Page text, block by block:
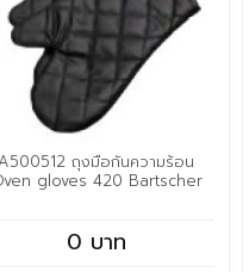
ถุงมือกันความร้อน
gloves 420 Bartscher
0 บาท